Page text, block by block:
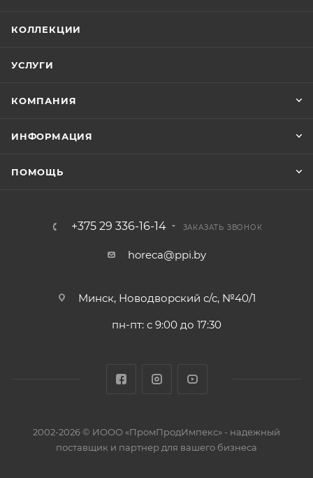
КОЛЛЕКЦИИ
УСЛУГИ
КОМПАНИЯ
ИНФОРМАЦИЯ
ПОМОЩЬ
+375 29 336-16-14 ЗАКАЗАТЬ ЗВОНОК
horeca@ppi.by
Минск, Новодворский с/с, №40/1
пн-пт: с 9:00 до 17:30
2002-2026 © ИООО «ПромПродИмпекс» - надежный
поставщик и партнер для вашего бизнеса